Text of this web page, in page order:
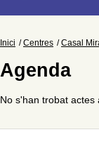
Inici Centres Casal
Agenda
No s'han trobat